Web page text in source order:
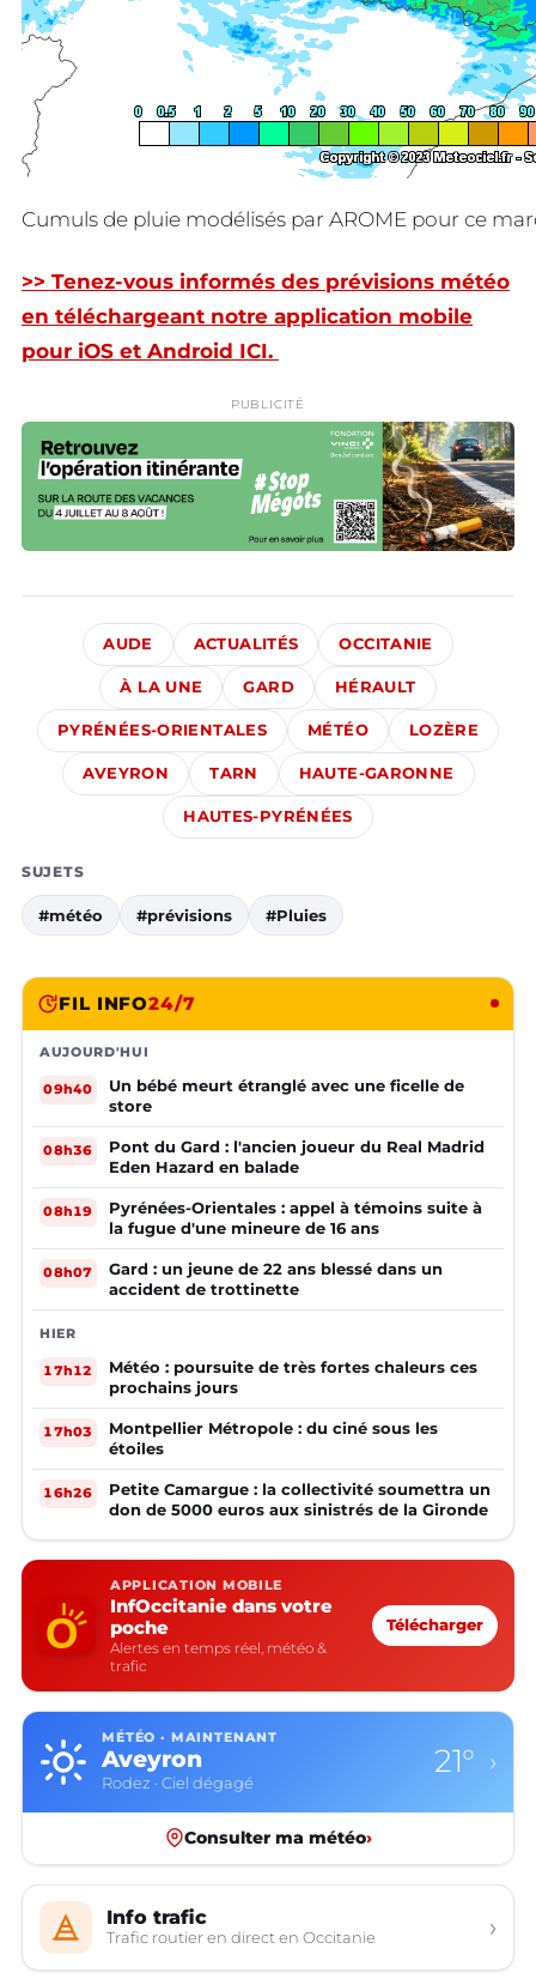
Cumuls de pluie modélisés par AROME pour ce
>> Tenez-vous informés des prévisions météo
en téléchargeant notre application mobile
pour iOS et Android ICI.
PUBLICITÉ
AUDE ACTUALITÉS OCCITANIE
À LA UNE GARD HÉRAULT
PYRÉNÉES-ORIENTALES MÉTÉO LOZÈRE
AVEYRON TARN HAUTE-GARONNE
HAUTES-PYRÉNÉES
SUJETS
#météo #prévisions #Pluies
FIL INFO24/7
AUJOURD'HUI
09h40
Un bébé meurt étranglé avec une ficelle de
store
08h36
Pont du Gard : l'ancien joueur du Real Madrid
Eden Hazard en balade
08h19
Pyrénées-Orientales : appel à témoins suite à
la fugue d'une mineure de 16 ans
08h07
Gard : un jeune de 22 ans blessé dans un
accident de trottinette
HIER
17h12
Météo : poursuite de très fortes chaleurs ces
prochains jours
17h03
Montpellier Métropole : du ciné sous les
étoiles
16h26
Petite Camargue : la collectivité soumettra un
don de 5000 euros aux sinistrés de la Gironde
APPLICATION MOBILE
InfOccitanie dans votre
poche
Alertes en temps réel, météo &
trafic
Télécharger
MÉTÉO · MAINTENANT
Aveyron
Rodez · Ciel dégagé
21° ›
Consulter ma météo›
Info trafic
Trafic routier en direct en Occitanie ›